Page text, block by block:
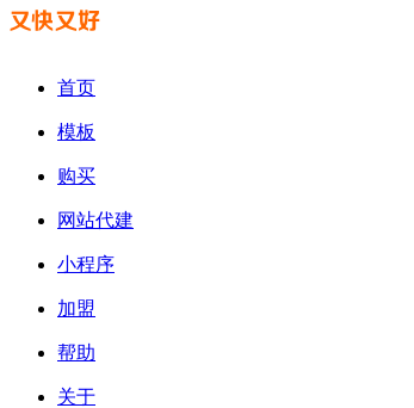
首页
模板
购买
网站代建
小程序
加盟
帮助
关于